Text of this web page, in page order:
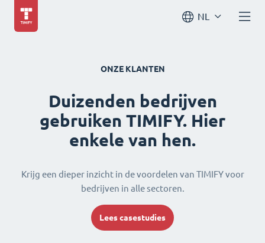
NL
ONZE KLANTEN
Duizenden bedrijven
gebruiken TIMIFY. Hier
enkele van hen.
Krijg een dieper inzicht in de voordelen van TIMIFY voor
bedrijven in alle sectoren.
Lees casestudies